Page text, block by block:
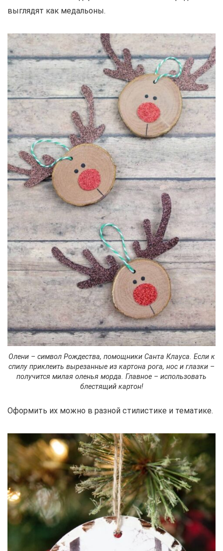
выглядят как медальоны.
Олени – символ Рождества, помощники Санта Клауса. Если к
спилу приклеить вырезанные из картона рога, нос и глазки –
получится милая оленья морда. Главное – использовать
блестящий картон!
Оформить их можно в разной стилистике и тематике.